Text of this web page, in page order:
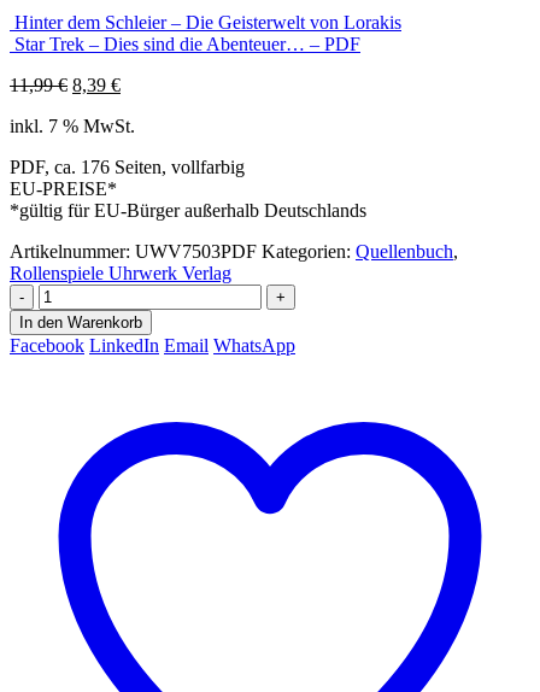
Hinter dem Schleier – Die Geisterwelt von Lorakis
Star Trek – Dies sind die Abenteuer… – PDF
11,99€ Ursprünglicher
war:
8,39 €Aktueller
ist:
inkl. 7 % MwSt.
PDF, ca. 176 Seiten, vollfarbig
EU-PREISE*
*gültig für EU-Bürger außerhalb Deutschlands
Artikelnummer: UWV7503PDF Kategorien: Quellenbuch,
Rollenspiele Uhrwerk Verlag
-
+
In den Warenkorb
Facebook LinkedIn Email WhatsApp